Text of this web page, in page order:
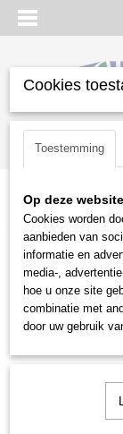
Inloggen
Home >Groot
Groot
Maaidekken
Klepelmaaiers
Cookies
Toestemming
Op deze
Cookies worden
aanbieden van
informatie en
media-,
hoe u onze site
combinatie met
door uw gebruik